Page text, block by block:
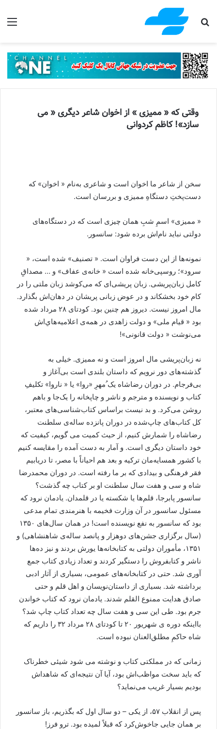
جستجو برای
وقتی که « مميزی » از اخوان شاعر ديگری « می
سازد»! کاظم کردوانی
سخن از شاعر ما اخوان است و شاعری به‌نام « اخوان» که
دست‌پختِ دستگاهِ مميزی و بررسان است.
« مميزی» اسمِ شبِ همان چيزی است که در دستگاه‌های
دولتی نبايد نام‌اش برده شود: سانسور.
نمونه‌ها از اين دست فراوان است. « تصنيف» شده است، «
سرود»؛ روسپی‌خانه شده است « خانه‌ی عفاف» و … مصداقِ
کامل زبان‌پريشی. زبان پريشی‌ای که می‌کوشد زبان ملتی را در
کام خود بخشکاند و در عوض زبانی پريشان در دهان‌اش بگذارد.
مال امروز نيست. ديروز هم چنين بود. کودتای ۲۸ مرداد شده
بود « قيام ملی» و دولت زاهدی در همه‌ی اعلاميه‌هاي‌اش
می‌نوشت « دولت قانونی»!
نه زبان‌پريشی مال امروز است و نه مميزی. خيلی به
گذشته‌های دور نرويم که داستان بلندی است بی‌آغاز و
بی‌فرجام. در دوران رضاشاه يک ُمهرِ «روا» يا « ناروا» تکليفِ
کتاب و نويسنده و مترجم و ناشر و چاپخانه را يک‌جا و باهم
روشن می‌کرد. و بد نيست براساس کتاب‌شناسی‌های معتبر،
کل کتاب‌های چاپ‌شده در دوران پانزده ساله‌ی سلطنت
رضاشاه را شمارش کنيم، از حيث کميت می گويم، کيفيت که
خود داستان ديگری است. و آمار به دست آمده را مقايسه کنيم
با کشور همسايه‌مان ترکيه و بعد هم احياناً با مصر، تا دريابيم
فقر فرهنگی و بیدادی که بر ما رفته است. در دوران محمدرضا
شاه و سی و هفت سال سلطنت او بر کتاب چه گذشت؟
سانسور پابرجا، قلم‌ها يا شکسته يا در قلمدان. يادمان نرود که
مسئول سانسور در آن وزارت فخيمه با هنرمندی تمام مدعی
بود که سانسور به نفع نويسنده است! در همان سال‌های ۱۳۵۰
(سال برگزاری جشن‌های دوهزار و پانصد ساله‌ی شاهنشاهی) و
۱۳۵۱، مأموران دولتی به کتابخانه‌ها يورش بردند و نیز ده‌ها
ناشر و کتابفروش را دستگير کردند و تعداد زيادی کتاب جمع
آوری شد. حتی در کتابخانه‌های عمومی، بسياری از آثار ادبی
برداشته شد. بسياری از داستان‌نويسان و اهل قلم و حتی
صادق هدايت ممنوع القلم شدند. يادمان نرود که کتاب خواندن
جرم بود. طی اين سی و هفت سال چه تعداد کتاب چاپ شد؟
بااينکه دوره ی شهريور ۲۰ تا کودتای ۲۸ مرداد ۳۲ را داريم که
شاه حاکمِ مطلق‌العنان نبوده است.
زمانی که در مملکتی کتاب و نوشته می شود شیئی خطرناک
که بايد سخت مواظب‌اش بود، آيا آن نتيجه‌ای که شاهداش
بوديم بسيار غريب می‌نمايد؟
پس از انقلاب ۵۷، از يکی – دو سال اول که بگذريم، باز سانسور
بر همان جايی جاخوش‌کرد که قبلاً لميده بود. ترو فرز!